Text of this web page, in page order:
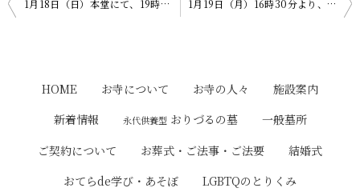
1月18日（日）本堂にて、19時より「国際交流～在日ベトナム人仏教会～」があります。 1月19日（月）16時30分より、「嗚灯院（アート院：旧本堂）にて「おてらde造形おそび」があります！
HOME お寺について お寺の人々
施設案内
新着情報
永代供養型 おりづるの墓
一般墓所
ご契約について
お葬式・ご法事・ご法要
結婚式
おてらde学び・あそぼ
LGBTQのとりくみ